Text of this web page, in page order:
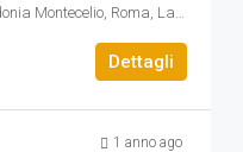
Via delle Begonie, Colle Fiorito, Guidonia Montecelio, Roma, Lazio, 00012, Italia
Dettagli
1 anno ago